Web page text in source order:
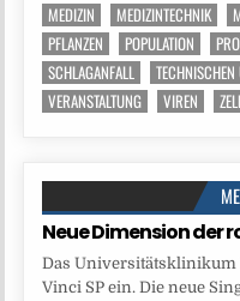
MEDIZIN
MEDIZINTECHNIK
PFLANZEN
POPULATION
SCHLAGANFALL
VERANSTALTUNG
VIREN
Neue Dimension
Das Universitätsklinikum
Vinci SP ein. Die neue